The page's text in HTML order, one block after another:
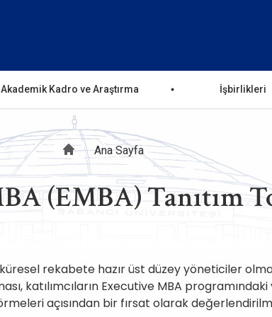
Akademik Kadro ve Araştırma İşbirlikleri
Sayfa
yolu
Ana Sayfa
(EMBA) Tanıtım
rekabete hazır üst düzey yöneticiler
katılımcıların Executive MBA
açısından bir fırsat olarak